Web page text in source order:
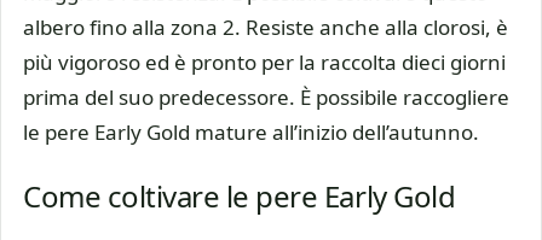
albero fino alla zona 2. Resiste anche alla clorosi, è
più vigoroso ed è pronto per la raccolta dieci giorni
prima del suo predecessore. È possibile raccogliere
le pere Early Gold mature all’inizio dell’autunno.
Come coltivare le pere Early Gold